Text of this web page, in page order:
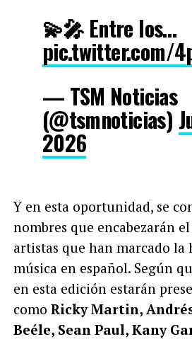
💫🎤 Entre los…
pic.twitter.com/
— TSM Noticias
(@tsmnoticias)
2026
Y en esta oportunidad, se
nombres que encabezarán
artistas que han marcado la
música en español. Según
en esta edición estarán
como Ricky Martin,
Beéle, Sean Paul, Kany